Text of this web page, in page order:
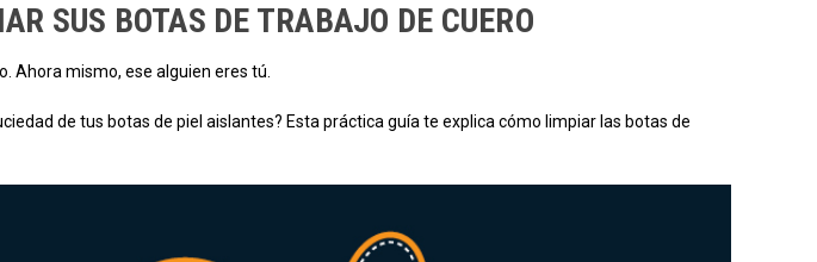
SUS BOTAS DE TRABAJO DE CUERO
Ahora mismo, ese alguien eres tú.
de tus botas de piel aislantes? Esta práctica guía te explica cómo limpiar las botas de